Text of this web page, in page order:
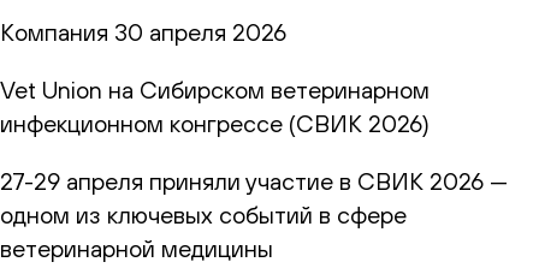
Компания 30 апреля 2026
Vet Union на Сибирском ветеринарном
инфекционном конгрессе (СВИК 2026)
27-29 апреля приняли участие в СВИК 2026 —
одном из ключевых событий в сфере
ветеринарной медицины